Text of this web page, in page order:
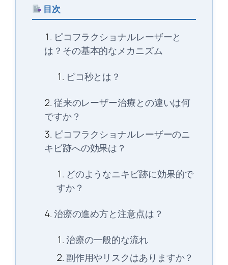
目次
ピコフラクショナルレーザーと
は？その基本的なメカニズム
ピコ秒とは？
従来のレーザー治療との違いは何
ですか？
ピコフラクショナルレーザーのニ
キビ跡への効果は？
どのようなニキビ跡に効果的で
すか？
治療の進め方と注意点は？
治療の一般的な流れ
副作用やリスクはありますか？